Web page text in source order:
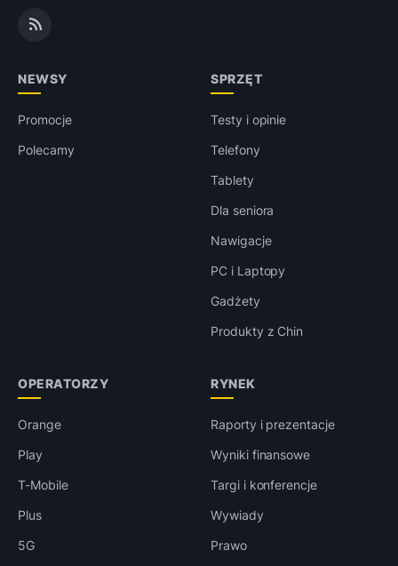
NEWSY
Promocje
Polecamy
SPRZĘT
Testy i opinie
Telefony
Tablety
Dla seniora
Nawigacje
PC i Laptopy
Gadżety
Produkty z Chin
OPERATORZY
Orange
Play
T-Mobile
Plus
5G
RYNEK
Raporty i prezentacje
Wyniki finansowe
Targi i konferencje
Wywiady
Prawo